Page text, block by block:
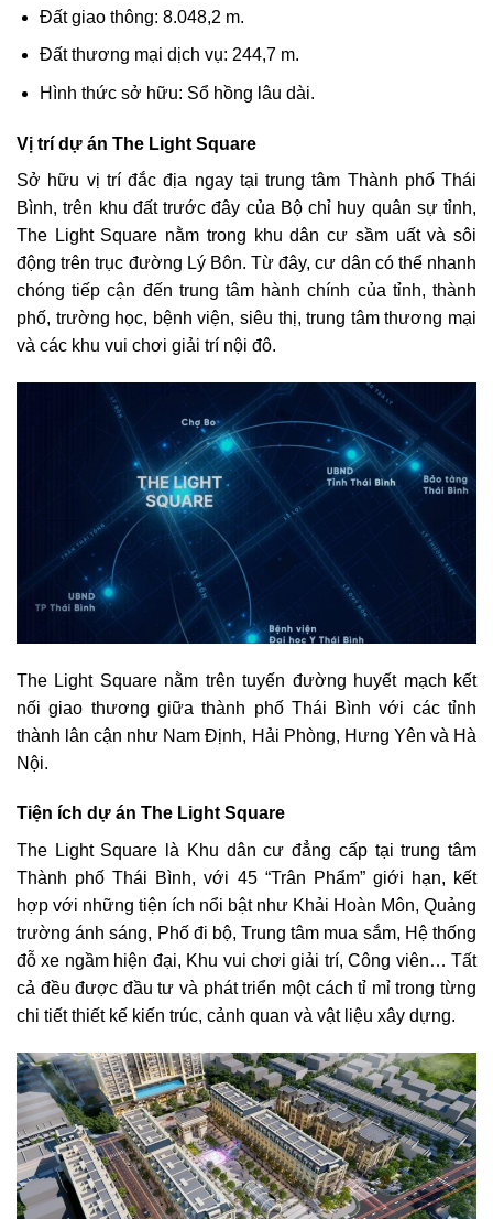
Đất giao thông: 8.048,2 m.
Đất thương mại dịch vụ: 244,7 m.
Hình thức sở hữu: Sổ hồng lâu dài.
Vị trí dự án The Light Square
Sở hữu vị trí đắc địa ngay tại trung tâm Thành phố Thái
Bình, trên khu đất trước đây của Bộ chỉ huy quân sự tỉnh,
The Light Square nằm trong khu dân cư sầm uất và sôi
động trên trục đường Lý Bôn. Từ đây, cư dân có thể nhanh
chóng tiếp cận đến trung tâm hành chính của tỉnh, thành
phố, trường học, bệnh viện, siêu thị, trung tâm thương mại
và các khu vui chơi giải trí nội đô.
The Light Square nằm trên tuyến đường huyết mạch kết
nối giao thương giữa thành phố Thái Bình với các tỉnh
thành lân cận như Nam Định, Hải Phòng, Hưng Yên và Hà
Nội.
Tiện ích dự án The Light Square
The Light Square là Khu dân cư đẳng cấp tại trung tâm
Thành phố Thái Bình, với 45 “Trân Phẩm” giới hạn, kết
hợp với những tiện ích nổi bật như Khải Hoàn Môn, Quảng
trường ánh sáng, Phố đi bộ, Trung tâm mua sắm, Hệ thống
đỗ xe ngầm hiện đại, Khu vui chơi giải trí, Công viên… Tất
cả đều được đầu tư và phát triển một cách tỉ mỉ trong từng
chi tiết thiết kế kiến trúc, cảnh quan và vật liệu xây dựng.